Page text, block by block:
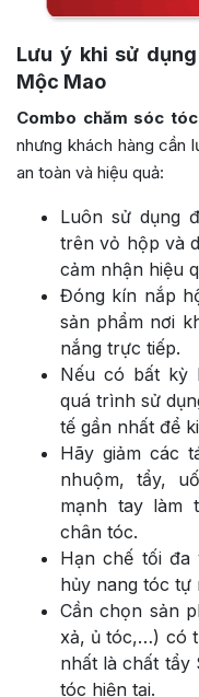
Lưu ý khi sử
Mộc Mao
Combo chăm sóc
nhưng khách hàng cần
an toàn và hiệu quả:
Luôn sử dụng
trên vỏ hộp và
cảm nhận hiệu
Đóng kín nắp
sản phẩm nơi
nắng trực tiếp.
Nếu có bất kỳ
quá trình sử
tế gần nhất để
Hãy giảm các
nhuộm, tẩy,
mạnh tay làm
chân tóc.
Hạn chế tối đa
hủy nang tóc tự
Cần chọn sản
xả, ủ tóc,…) có
nhất là chất tẩy
tóc hiện tại.